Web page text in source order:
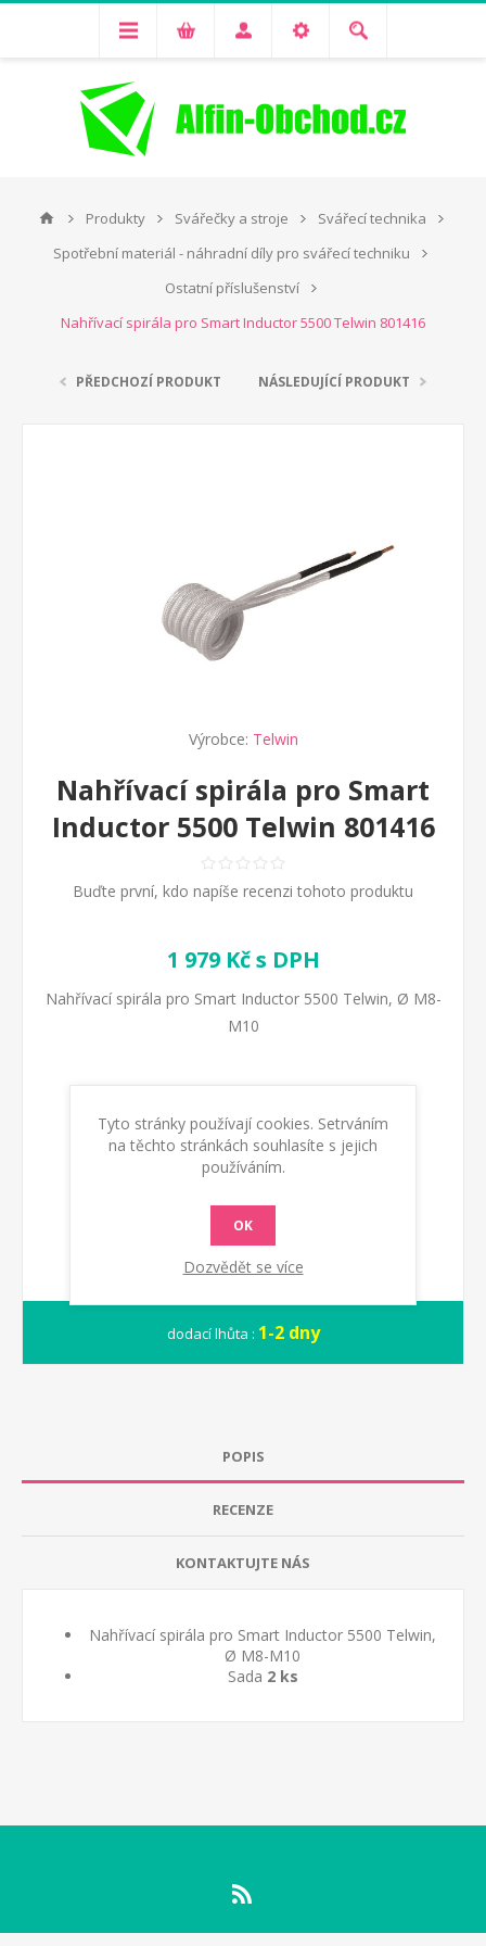
Produkty Svářečky a stroje
Svářecí technika
Spotřební materiál - náhradní díly pro svářecí techniku
Ostatní příslušenství
Nahřívací spirála pro Smart Inductor 5500 Telwin 801416
PŘEDCHOZÍ PRODUKT NÁSLEDUJÍCÍ PRODUKT
Výrobce: Telwin
Nahřívací spirála pro Smart
Inductor 5500 Telwin 801416
Buďte první, kdo napíše recenzi tohoto produktu
1 979 Kč s DPH
Nahřívací spirála pro Smart Inductor 5500 Telwin, Ø M8-
M10
KOUPIT
dodací lhůta : 1-2 dny
POPIS
RECENZE
KONTAKTUJTE NÁS
Nahřívací spirála pro Smart Inductor 5500 Telwin,
Ø M8-M10
Sada 2 ks
Tyto stránky používají cookies. Setrváním
na těchto stránkách souhlasíte s jejich
používáním.
OK
Dozvědět se více